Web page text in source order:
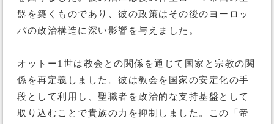
盤を築くものであり、彼の政策はその後のヨーロッ
パの政治構造に深い影響を与えました。
オットー1世は教会との関係を通じて国家と宗教の関
係を再定義しました。彼は教会を国家の安定化の手
段として利用し、聖職者を政治的な支持基盤として
取り込むことで貴族の力を抑制しました。この「帝